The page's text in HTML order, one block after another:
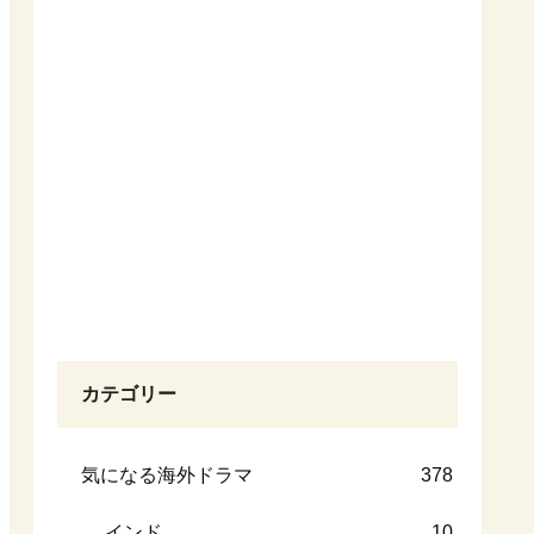
カテゴリー
気になる海外ドラマ 378